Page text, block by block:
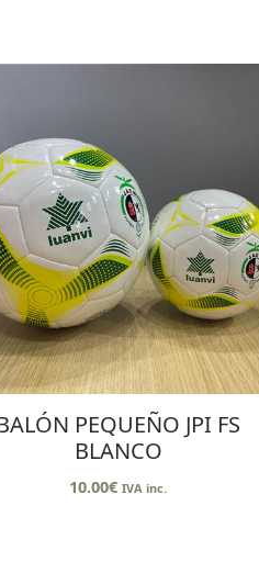
PEQUEÑO JPI FS
BLANCO
10.00€ IVA inc.